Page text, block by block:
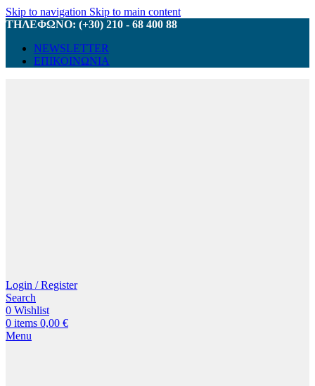
Skip to navigation Skip to main content
ΤΗΛΕΦΩΝΟ: (+30) 210 - 68 400 88
NEWSLETTER
ΕΠΙΚΟΙΝΩΝΙΑ
Login / Register
Search
0 Wishlist
0 items 0,00 €
Menu